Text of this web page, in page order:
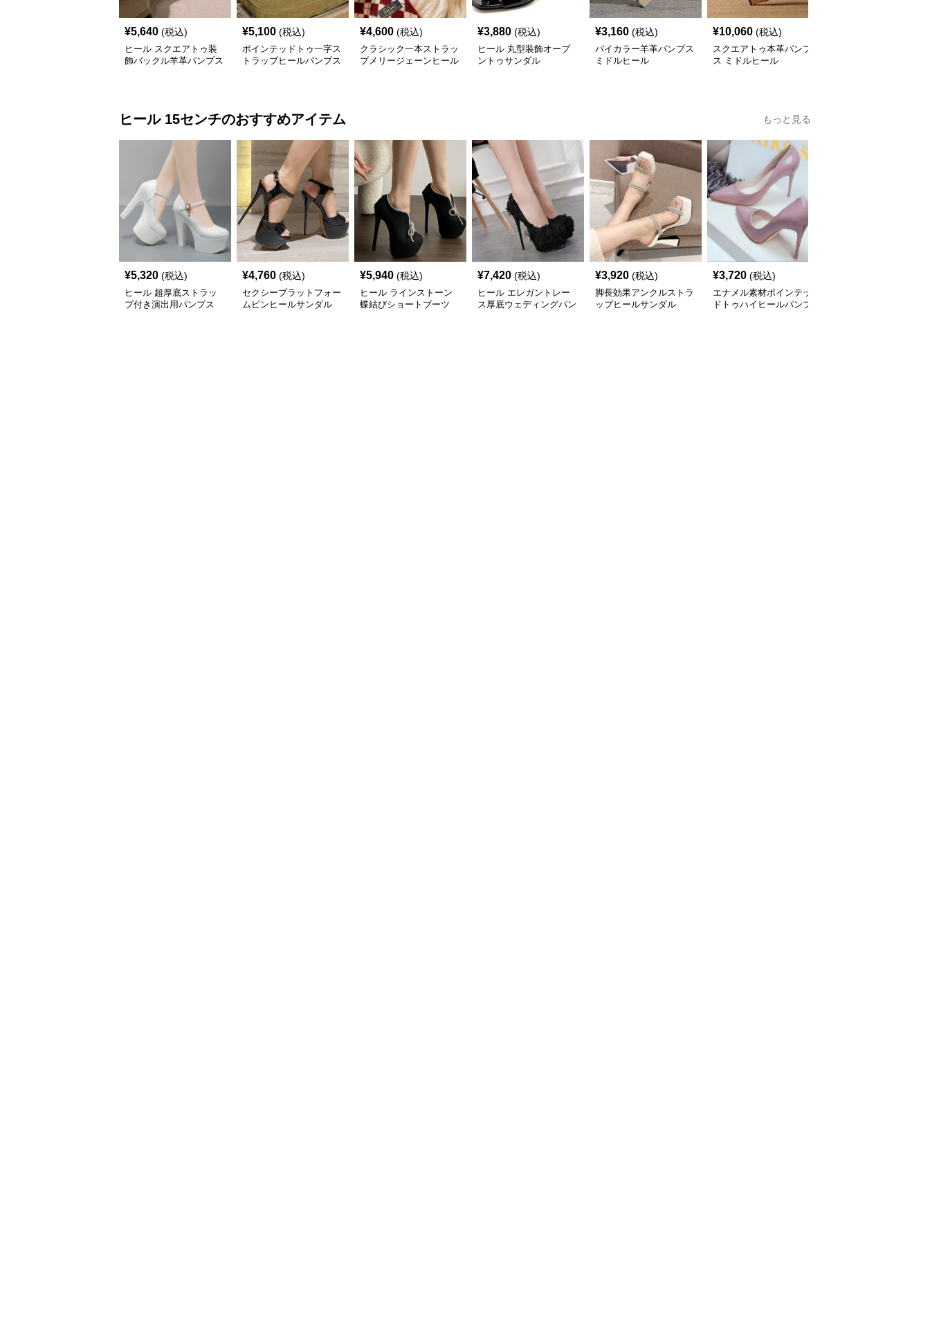
¥5,640 (税込)
ヒール スクエアトゥ装
飾バックル羊革パンプス
¥5,100 (税込)
ポインテッドトゥ一字ス
トラップヒールパンプス
¥4,600 (税込)
クラシック一本ストラッ
プメリージェーンヒール
¥3,880 (税込)
ヒール 丸型装飾オープ
ントゥサンダル
¥3,160 (税込)
バイカラー羊革パンプス
ミドルヒール
¥10,060 (税込)
スクエアトゥ本革パンプ
ス ミドルヒール
ヒール 15センチのおすすめアイテム もっと見る
¥5,320 (税込)
ヒール 超厚底ストラッ
プ付き演出用パンプス
¥4,760 (税込)
セクシープラットフォー
ムピンヒールサンダル
¥5,940 (税込)
ヒール ラインストーン
蝶結びショートブーツ
¥7,420 (税込)
ヒール エレガントレー
ス厚底ウェディングパン
¥3,920 (税込)
脚長効果アンクルストラ
ップヒールサンダル
¥3,720 (税込)
エナメル素材ポインテッ
ドトゥハイヒールパンプ